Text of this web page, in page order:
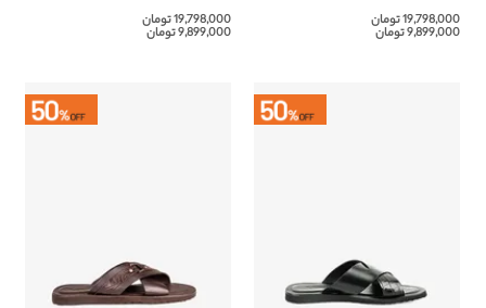
19,798,000 تومان
9,899,000 تومان
19,798,000 تومان
9,899,000 تومان